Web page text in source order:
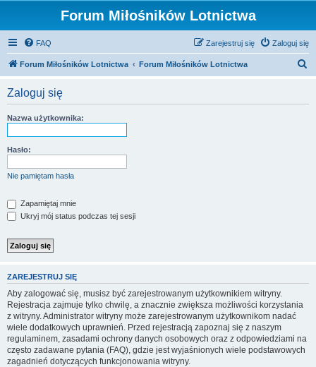
Forum Miłośników Lotnictwa
FAQ Zaloguj się
Zarejestruj się
Forum Miłośników Lotnictwa Forum Miłośników Lotnictwa
Zaloguj się
Nazwa użytkownika:
Hasło:
Nie pamiętam hasła
Zapamiętaj mnie
Ukryj mój status podczas tej sesji
ZAREJESTRUJ SIĘ
Aby zalogować się, musisz być zarejestrowanym użytkownikiem witryny.
Rejestracja zajmuje tylko chwilę, a znacznie zwiększa możliwości korzystania
z witryny. Administrator witryny może zarejestrowanym użytkownikom nadać
wiele dodatkowych uprawnień. Przed rejestracją zapoznaj się z naszym
regulaminem, zasadami ochrony danych osobowych oraz z odpowiedziami na
często zadawane pytania (FAQ), gdzie jest wyjaśnionych wiele podstawowych
zagadnień dotyczących funkcjonowania witryny.